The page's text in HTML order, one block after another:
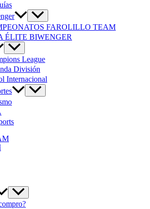
FAROLILLO TEAM
ÉLITE BIWENGER
League
División
Internacional